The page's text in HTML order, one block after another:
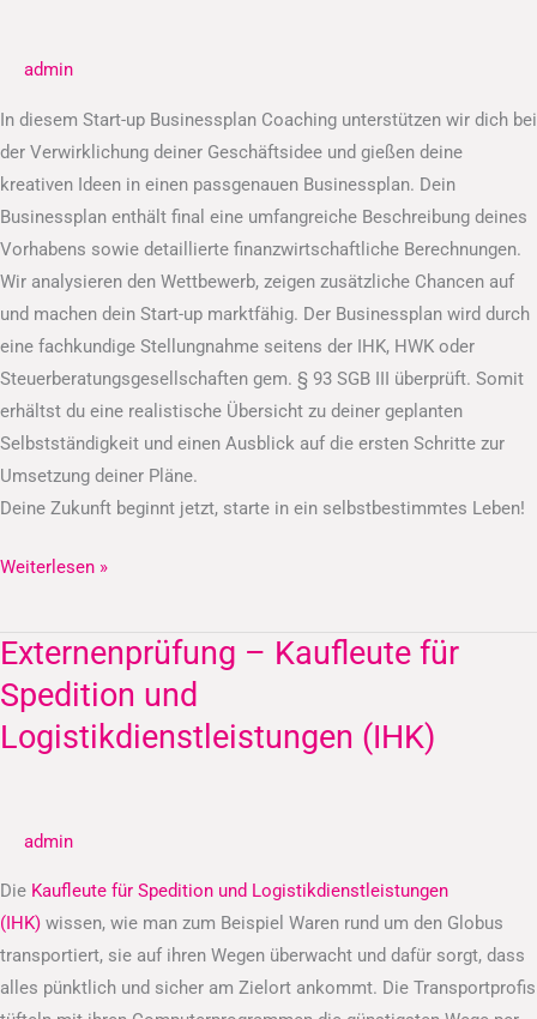
admin
In diesem Start-up Businessplan Coaching unterstützen wir dich bei
der Verwirklichung deiner Geschäftsidee und gießen deine
kreativen Ideen in einen passgenauen Businessplan. Dein
Businessplan enthält final eine umfangreiche Beschreibung deines
Vorhabens sowie detaillierte finanzwirtschaftliche Berechnungen.
Wir analysieren den Wettbewerb, zeigen zusätzliche Chancen auf
und machen dein Start-up marktfähig. Der Businessplan wird durch
eine fachkundige Stellungnahme seitens der IHK, HWK oder
Steuerberatungsgesellschaften gem. § 93 SGB III überprüft. Somit
erhältst du eine realistische Übersicht zu deiner geplanten
Selbstständigkeit und einen Ausblick auf die ersten Schritte zur
Umsetzung deiner Pläne.
Deine Zukunft beginnt jetzt, starte in ein selbstbestimmtes Leben!
Weiterlesen »
Externenprüfung – Kaufleute für
Spedition und
Logistikdienstleistungen (IHK)
admin
Die Kaufleute für Spedition und Logistikdienstleistungen
(IHK) wissen, wie man zum Beispiel Waren rund um den Globus
transportiert, sie auf ihren Wegen überwacht und dafür sorgt, dass
alles pünktlich und sicher am Zielort ankommt. Die Transportprofis
Externenprüfung
–
Kaufleute
für
Logistikdienstleistungen